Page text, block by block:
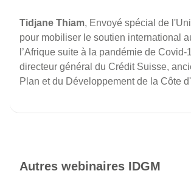
Tidjane Thiam, Envoyé spécial de
pour mobiliser le soutien international
l’Afrique suite à la pandémie de Covid-
directeur général du Crédit Suisse,
Plan et du Développement de la Côte
Autres webinaires IDGM